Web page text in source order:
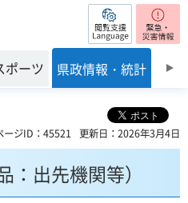
閲覧支援
ポーツ 県政情報・統計
ージID：45521 更新日：2026年3月4日
：出先機関等）